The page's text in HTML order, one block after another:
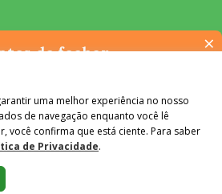
Conteúdo de marca Colaboradores Fale Conosco
Máquina- Todos os Direitos Reservados 2026
licenciado em Creative Commons e pode
desde que mantidos os créditos,
uma melhor experiência no nosso
de navegação enquanto você lê
você confirma que está ciente. Para saber
de Privacidade.
×
de fechar…
manter-se informado(a). Quer ter
especiais? Receba a nossa newsletter.
É de graça :)